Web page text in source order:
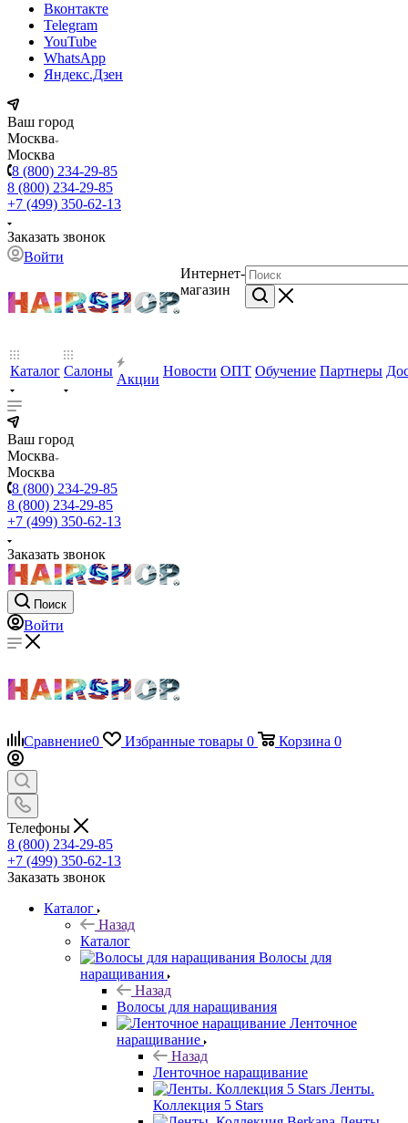
Вконтакте
Telegram
YouTube
WhatsApp
Яндекс.Дзен
Ваш город
Москва
Москва
8 (800) 234-29-85
8 (800) 234-29-85
+7 (499) 350-62-13
Заказать звонок
Войти
Интернет-
магазин
Каталог Салоны
Акции
Новости ОПТ Обучение Партнеры
Ваш город
Москва
Москва
8 (800) 234-29-85
8 (800) 234-29-85
+7 (499) 350-62-13
Заказать звонок
Поиск
Войти
Сравнение0 Избранные товары 0 Корзина 0
Телефоны
8 (800) 234-29-85
+7 (499) 350-62-13
Заказать звонок
Каталог
Назад
Каталог
Волосы для
наращивания
Назад
Волосы для наращивания
Ленточное
наращивание
Назад
Ленточное наращивание
Ленты.
Коллекция 5 Stars